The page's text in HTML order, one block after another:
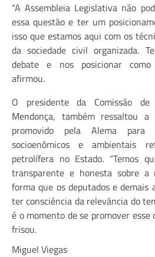
“A Assembleia Legislativa não
essa questão e ter um
isso que estamos aqui com os
da sociedade civil organizada.
debate e nos posicionar como
afirmou.
O presidente da Comissão
Mendonça, também ressaltou
promovido pela Alema para
socioenômicos e ambientais
petrolífera no Estado. “Temos
transparente e honesta sobre
forma que os deputados e demais
ter consciência da relevância do
é o momento de se promover esse
frisou.
Miguel Viegas